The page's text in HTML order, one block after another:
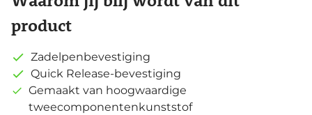
product
Zadelpenbevestiging
Quick Release-bevestiging
Gemaakt van hoogwaardige
tweecomponentenkunststof